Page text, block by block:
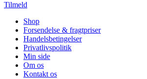
Tilmeld
Shop
Forsendelse & fragtpriser
Handelsbetingelser
Privatlivspolitik
Min side
Om os
Kontakt os